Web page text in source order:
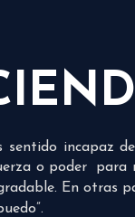
sentido incapaz
o poder para
En otras